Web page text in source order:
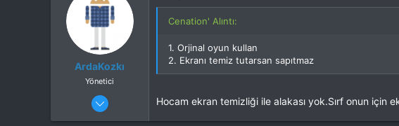
ArdaKozkı
Yönetici
25 Nis 2015
Cenation' Alıntı:
1. Orjinal oyun kullan
2. Ekranı temiz tutarsan sapıtmaz
Hocam ekran temizliği ile alakası yok.Sırf onun için